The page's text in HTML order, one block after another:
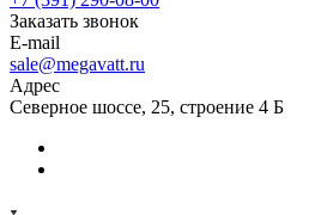
Заказать звонок
E-mail
sale@megavatt.ru
Адрес
Северное шоссе, 25, строение 4 Б